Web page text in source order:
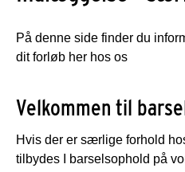
På denne side finder du
dit forløb her hos os
Velkommen til
Hvis der er særlige forhold
tilbydes I barselsophold på